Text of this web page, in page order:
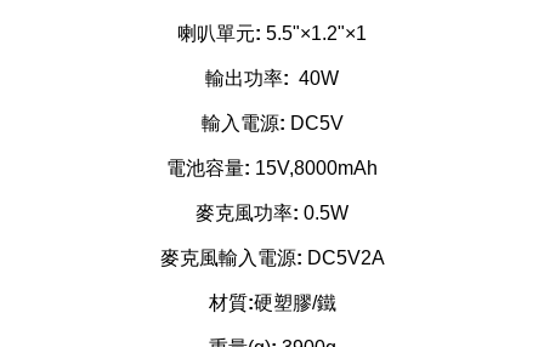
喇叭單元: 5.5"×1.2"×1
輸出功率: 40W
輸入電源: DC5V
電池容量: 15V,8000mAh
麥克風功率: 0.5W
麥克風輸入電源: DC5V2A
材質:硬塑膠/鐵